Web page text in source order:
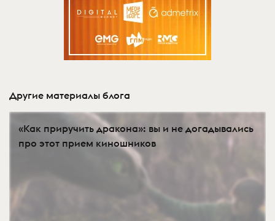
Другие материалы блога
«Как приручить дракона»: вы и не догадывались
про этот прием киношников